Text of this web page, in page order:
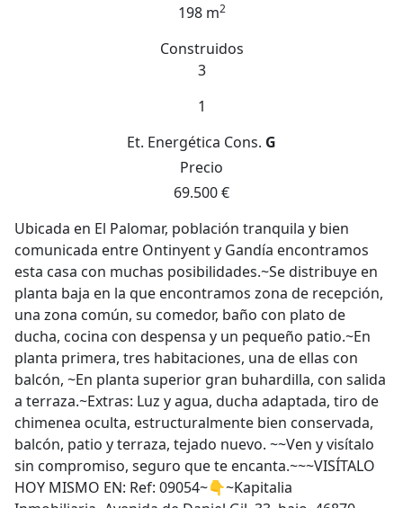
198 m2
Construidos
3
1
Et. Energética Cons. G
Precio
69.500 €
Ubicada en El Palomar, población tranquila y bien
comunicada entre Ontinyent y Gandía encontramos
esta casa con muchas posibilidades.~Se distribuye en
planta baja en la que encontramos zona de recepción,
una zona común, su comedor, baño con plato de
ducha, cocina con despensa y un pequeño patio.~En
planta primera, tres habitaciones, una de ellas con
balcón, ~En planta superior gran buhardilla, con salida
a terraza.~Extras: Luz y agua, ducha adaptada, tiro de
chimenea oculta, estructuralmente bien conservada,
balcón, patio y terraza, tejado nuevo. ~~Ven y visítalo
sin compromiso, seguro que te encanta.~~~VISÍTALO
HOY MISMO EN: Ref: 09054~👇~Kapitalia